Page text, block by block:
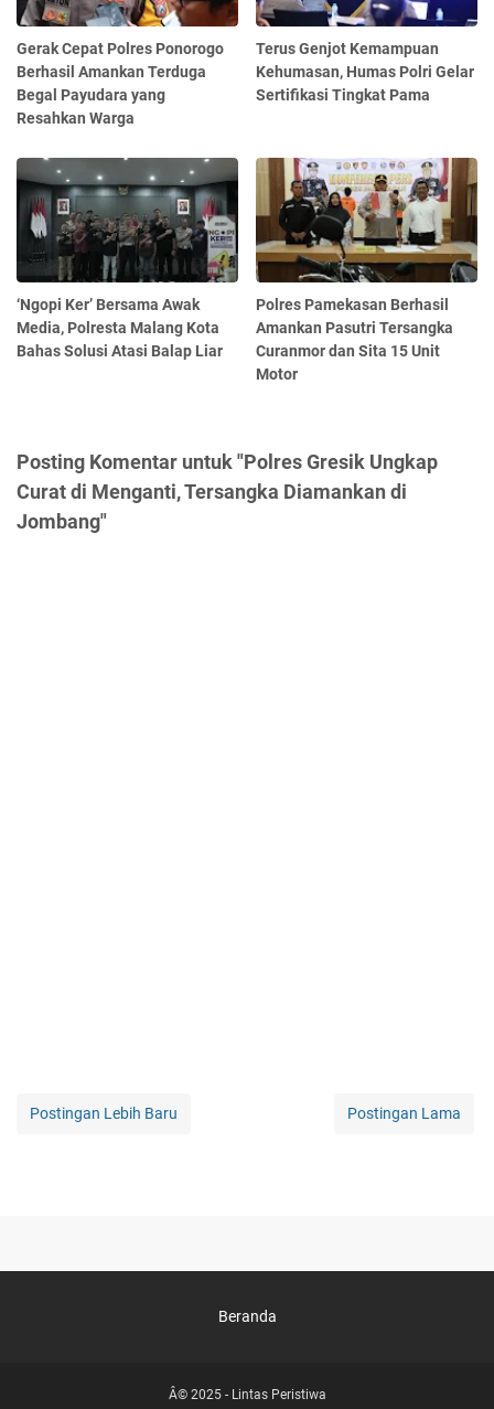
Gerak Cepat Polres Ponorogo
Berhasil Amankan Terduga
Begal Payudara yang
Resahkan Warga
Terus Genjot Kemampuan
Kehumasan, Humas Polri Gelar
Sertifikasi Tingkat Pama
‘Ngopi Ker’ Bersama Awak
Media, Polresta Malang Kota
Bahas Solusi Atasi Balap Liar
Polres Pamekasan Berhasil
Amankan Pasutri Tersangka
Curanmor dan Sita 15 Unit
Motor
Posting Komentar untuk "Polres Gresik Ungkap
Curat di Menganti, Tersangka Diamankan di
Jombang"
Postingan Lebih Baru Postingan Lama
Beranda
Â© 2025 - Lintas Peristiwa